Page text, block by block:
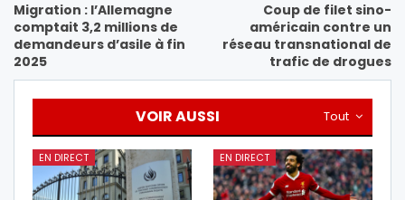
Migration : l’Allemagne
comptait 3,2 millions de
demandeurs d’asile à fin
2025
Coup de filet sino-
américain contre un
réseau transnational de
trafic de drogues
Tout
VOIR AUSSI
EN DIRECT EN DIRECT